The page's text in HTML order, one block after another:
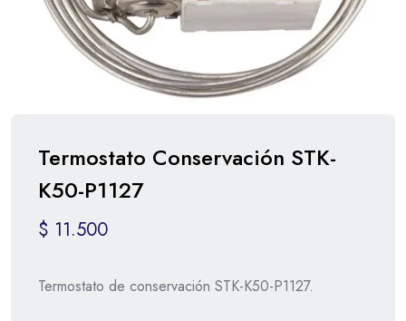
Termostato Conservación STK-
K50-P1127
$ 11.500
Termostato de conservación STK-K50-P1127.